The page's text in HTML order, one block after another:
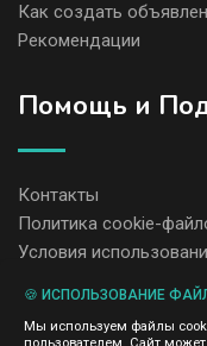
Как создать
Рекомендации
Помощь и
Контакты
Политика cookie-
Условия
содержание
🍪 ИСПОЛЬЗОВАНИЕ
Мы используем файлы